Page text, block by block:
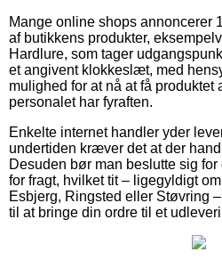
Mange online shops annoncerer
af butikkens produkter,
Hardlure, som tager
et angivent klokkeslæt, med
mulighed for at nå at få produktet
personalet har fyraften.
Enkelte internet handler yder
undertiden kræver det at der
Desuden bør man beslutte sig
for fragt, hvilket tit – ligegyldigt
Esbjerg, Ringsted eller Støvring
til at bringe din ordre til et